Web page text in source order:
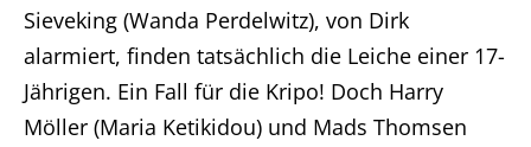
Sieveking (Wanda Perdelwitz), von Dirk
alarmiert, finden tatsächlich die Leiche einer 17-
Jährigen. Ein Fall für die Kripo! Doch Harry
Möller (Maria Ketikidou) und Mads Thomsen